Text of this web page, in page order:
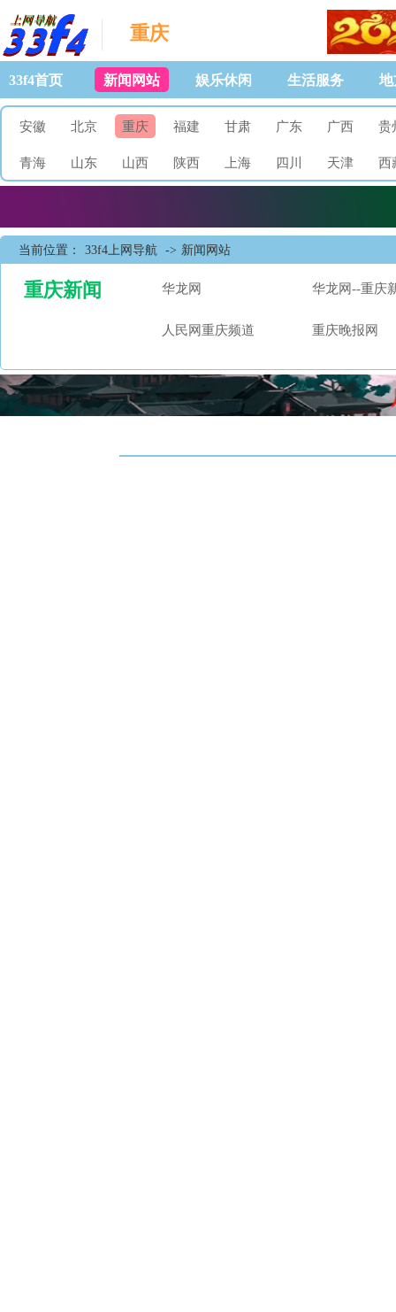
重庆
33f4首页 新闻网站 娱乐休闲 生活服务 地
安徽 北京 重庆 福建 甘肃 广东 广西 贵
青海 山东 山西 陕西 上海 四川 天津 西
当前位置： 33f4上网导航 -> 新闻网站
重庆新闻 华龙网 华龙网--重庆
人民网重庆频道 重庆晚报网